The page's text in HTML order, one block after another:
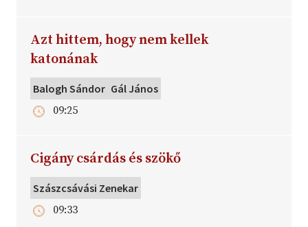
Azt hittem, hogy nem kellek
katonának
Balogh Sándor Gál János
09:25
Cigány csárdás és szökő
Szászcsávási Zenekar
09:33